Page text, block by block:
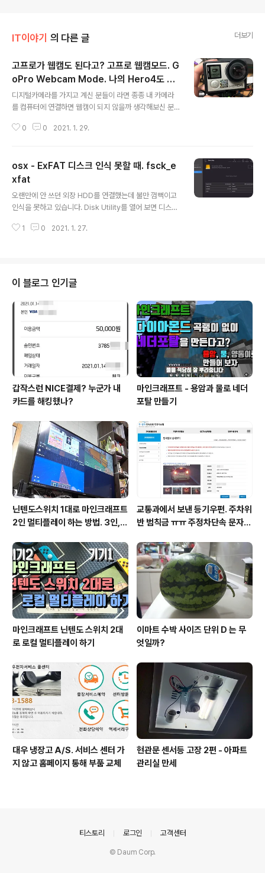
IT이야기 의 다른 글 더보기
고프로가 웹캠도 된다고? 고프로 웹캠모드. G
oPro Webcam Mode. 나의 Hero4도 될
까?
디지털카메라를 가지고 계신 분들이 라면 종종 내 카메라
를 컴퓨터에 연결하면 웹캠이 되지 않을까 생각해보신 분
퓨터에 연결한다고 웹캠이 되지는 않습니다. 그나마 HDMI
보가 HDMI로 전송되어 버리는 카메라들은 웹캠으로 사용
하기 애매해집니다. 그런데 액션캠으로 유명한 고프로는
자체적으로 웹캠 모드라는 것을 지원하고 있습니다. 이 기
능을 이용하면 별다른 장비가 없더라도 웹캠으로 활용할
수 있겠습니다. 고프로 공식 홈페이지의 글에 의하면 GoP
ro Hero4~9 모델에서 웹캠 모드를 지원한다고 합니다.
0 0 2021. 1. 29.
osx - ExFAT 디스크 인식 못할 때. fsck_e
xfat
오랜만에 안 쓰던 외장 HDD를 연결했는데 불만 껌뻑이고
인식을 못하고 있습니다. Disk Utility를 열어 보면 디스크
경우 보통은 오랜 시간 기다려 주면 됩니다. 디스크 용량이
ww | grep fsck root 42312 5.4 0.0 6636356 144
08 ?? U 12:16AM 0:04.38 /System/Library/Filesy
stems/exfat.fs/Contents/Resources/./fsck_exfat
-y /dev/rdisk2s1 시간이 좀 지나..
1 0 2021. 1. 27.
이 블로그 인기글
갑작스런 NICE결제? 누군가 내
카드를 해킹했나?
마인크래프트 - 용암과 물로 네더
포탈 만들기
닌텐도스위치 1대로 마인크래프트
2인 멀티플레이 하는 방법. 3인, 4
교통과에서 보낸 등기우편. 주차위
반 범칙금 ㅠㅠ 주정차단속 문자알
마인크래프트 닌텐도 스위치 2대
로 로컬 멀티플레이 하기
이마트 수박 사이즈 단위 D 는 무
엇일까?
대우 냉장고 A/S. 서비스 센터 가
지 않고 홈페이지 통해 부품 교체
현관문 센서등 고장 2편 - 아파트
관리실 만세
티스토리 로그인 고객센터
© Daum Corp.